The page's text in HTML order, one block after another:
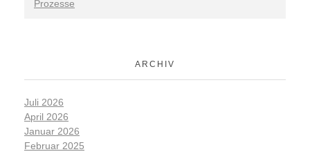
Prozesse
ARCHIV
Juli 2026
April 2026
Januar 2026
Februar 2025